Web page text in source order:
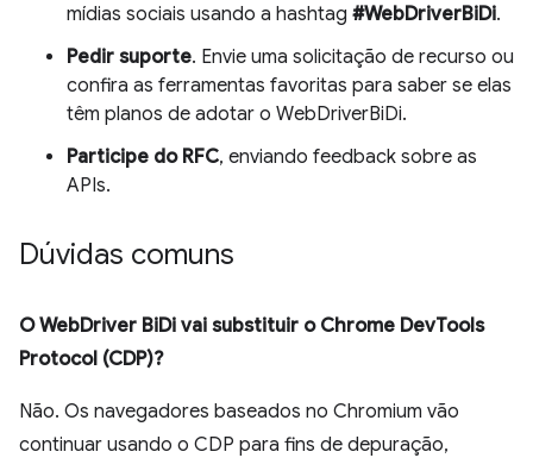
mídias sociais usando a hashtag #WebDriverBiDi.
Pedir suporte. Envie uma solicitação de recurso ou
confira as ferramentas favoritas para saber se elas
têm planos de adotar o WebDriverBiDi.
Participe do RFC, enviando feedback sobre as
APIs.
Dúvidas comuns
O WebDriver BiDi vai substituir o Chrome DevTools
Protocol (CDP)?
Não. Os navegadores baseados no Chromium vão
continuar usando o CDP para fins de depuração,